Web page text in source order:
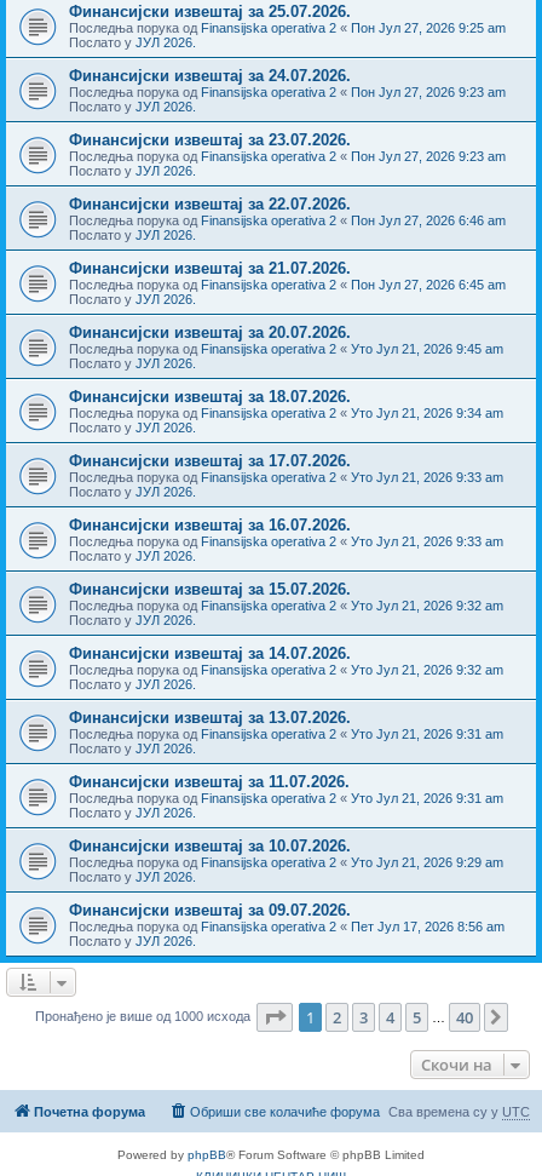
Финансијски извештај за 25.07.2026.
Последња порука од Finansijska operativa 2 « Пон Јул 27, 2026 9:25 am
Послато у ЈУЛ 2026.
Финансијски извештај за 24.07.2026.
Последња порука од Finansijska operativa 2 « Пон Јул 27, 2026 9:23 am
Послато у ЈУЛ 2026.
Финансијски извештај за 23.07.2026.
Последња порука од Finansijska operativa 2 « Пон Јул 27, 2026 9:23 am
Послато у ЈУЛ 2026.
Финансијски извештај за 22.07.2026.
Последња порука од Finansijska operativa 2 « Пон Јул 27, 2026 6:46 am
Послато у ЈУЛ 2026.
Финансијски извештај за 21.07.2026.
Последња порука од Finansijska operativa 2 « Пон Јул 27, 2026 6:45 am
Послато у ЈУЛ 2026.
Финансијски извештај за 20.07.2026.
Последња порука од Finansijska operativa 2 « Уто Јул 21, 2026 9:45 am
Послато у ЈУЛ 2026.
Финансијски извештај за 18.07.2026.
Последња порука од Finansijska operativa 2 « Уто Јул 21, 2026 9:34 am
Послато у ЈУЛ 2026.
Финансијски извештај за 17.07.2026.
Последња порука од Finansijska operativa 2 « Уто Јул 21, 2026 9:33 am
Послато у ЈУЛ 2026.
Финансијски извештај за 16.07.2026.
Последња порука од Finansijska operativa 2 « Уто Јул 21, 2026 9:33 am
Послато у ЈУЛ 2026.
Финансијски извештај за 15.07.2026.
Последња порука од Finansijska operativa 2 « Уто Јул 21, 2026 9:32 am
Послато у ЈУЛ 2026.
Финансијски извештај за 14.07.2026.
Последња порука од Finansijska operativa 2 « Уто Јул 21, 2026 9:32 am
Послато у ЈУЛ 2026.
Финансијски извештај за 13.07.2026.
Последња порука од Finansijska operativa 2 « Уто Јул 21, 2026 9:31 am
Послато у ЈУЛ 2026.
Финансијски извештај за 11.07.2026.
Последња порука од Finansijska operativa 2 « Уто Јул 21, 2026 9:31 am
Послато у ЈУЛ 2026.
Финансијски извештај за 10.07.2026.
Последња порука од Finansijska operativa 2 « Уто Јул 21, 2026 9:29 am
Послато у ЈУЛ 2026.
Финансијски извештај за 09.07.2026.
Последња порука од Finansijska operativa 2 « Пет Јул 17, 2026 8:56 am
Послато у ЈУЛ 2026.
Пронађено је више од 1000 исхода Страница од 40
1 2 3 4 5 40
Скочи на
Почетна форума Сва времена су у UTC
Обриши све колачиће форума
Powered by phpBB® Forum Software © phpBB Limited